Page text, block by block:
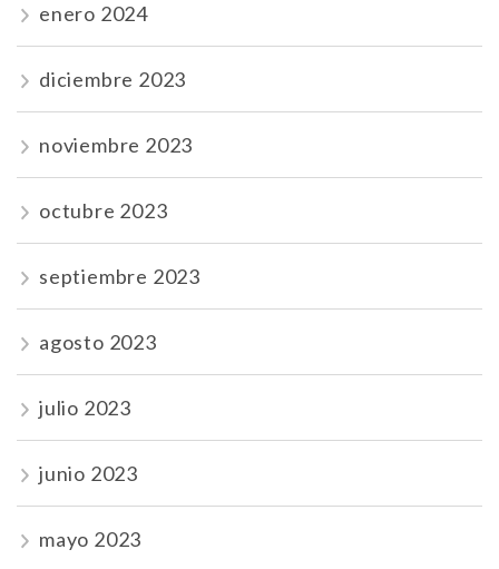
enero 2024
diciembre 2023
noviembre 2023
octubre 2023
septiembre 2023
agosto 2023
julio 2023
junio 2023
mayo 2023